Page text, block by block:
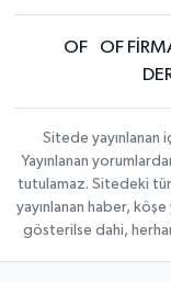
OF OF
Sitede yayınlanan
Yayınlanan
tutulamaz. Sitedeki
yayınlanan haber, köşe
gösterilse dahi,